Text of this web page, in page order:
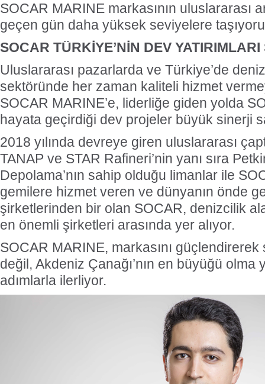
SOCAR MARINE markasının uluslararası
geçen gün daha yüksek seviyelere
SOCAR TÜRKİYE’NİN DEV
Uluslararası pazarlarda ve Türkiye’de
sektöründe her zaman kaliteli hizmet
SOCAR MARINE’e, liderliğe giden yolda
hayata geçirdiği dev projeler büyük sinerji
2018 yılında devreye giren uluslararası
TANAP ve STAR Rafineri’nin yanı sıra
Depolama’nın sahip olduğu limanlar ile
gemilere hizmet veren ve dünyanın önde
şirketlerinden bir olan SOCAR, denizcilik
en önemli şirketleri arasında yer alıyor.
SOCAR MARINE, markasını güçlendirerek
değil, Akdeniz Çanağı’nın en büyüğü olma
adımlarla ilerliyor.